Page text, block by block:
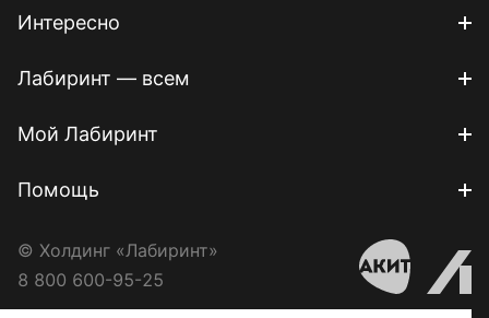
Интересно
Лабиринт — всем
Мой Лабиринт
Помощь
© Холдинг «Лабиринт»
8 800 600-95-25